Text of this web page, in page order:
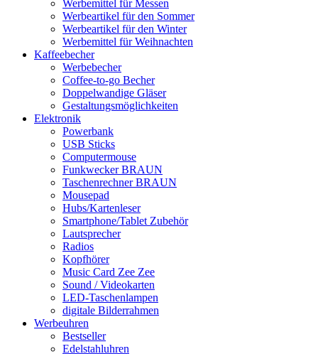
Werbemittel für Messen
Werbeartikel für den Sommer
Werbeartikel für den Winter
Werbemittel für Weihnachten
Kaffeebecher
Werbebecher
Coffee-to-go Becher
Doppelwandige Gläser
Gestaltungsmöglichkeiten
Elektronik
Powerbank
USB Sticks
Computermouse
Funkwecker BRAUN
Taschenrechner BRAUN
Mousepad
Hubs/Kartenleser
Smartphone/Tablet Zubehör
Lautsprecher
Radios
Kopfhörer
Music Card Zee Zee
Sound / Videokarten
LED-Taschenlampen
digitale Bilderrahmen
Werbeuhren
Bestseller
Edelstahluhren